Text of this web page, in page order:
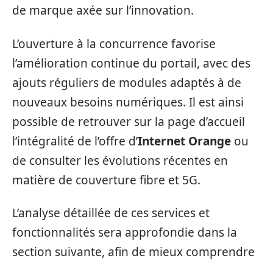
de marque axée sur l’innovation.
L’ouverture à la concurrence favorise
l’amélioration continue du portail, avec des
ajouts réguliers de modules adaptés à de
nouveaux besoins numériques. Il est ainsi
possible de retrouver sur la page d’accueil
l’intégralité de l’offre d’Internet Orange ou
de consulter les évolutions récentes en
matière de couverture fibre et 5G.
L’analyse détaillée de ces services et
fonctionnalités sera approfondie dans la
section suivante, afin de mieux comprendre